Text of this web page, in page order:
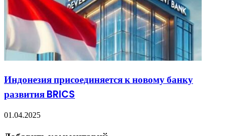
Индонезия присоединяется к новому банку
развития BRICS
01.04.2025